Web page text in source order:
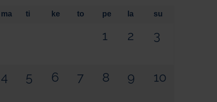
ma ti ke to pe la su
1 2 3
4 5 6 7 8 9 10